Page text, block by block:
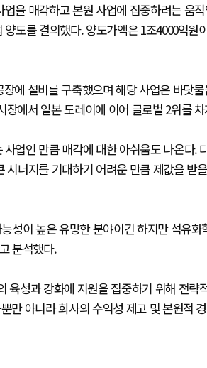
을 매각하고 본원 사업에 집중하려는 움
도를 결의했다. 양도가액은 1조4000억원
에 설비를 구축했으며 해당 사업은 바닷
에서 일본 도레이에 이어 글로벌 2위를
업인 만큼 매각에 대한 아쉬움도 나온다.
너지를 기대하기 어려운 만큼 제값을 받
성이 높은 유망한 분야이긴 하지만 석유
분석했다.
육성과 강화에 지원을 집중하기 위해 전략
만 아니라 회사의 수익성 제고 및 본원적